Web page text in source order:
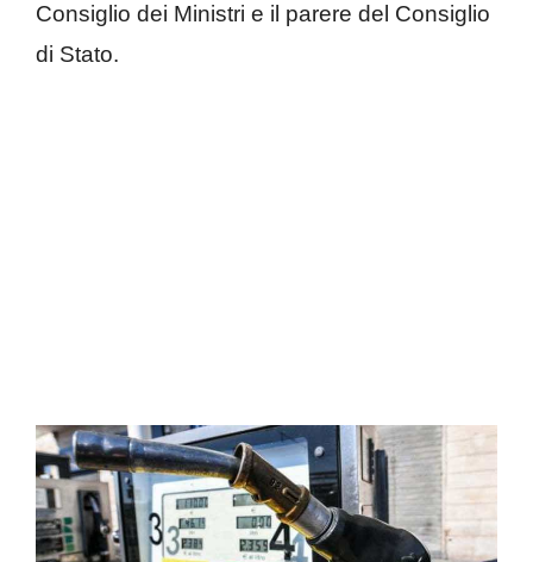
Consiglio dei Ministri e il parere del Consiglio
di Stato.